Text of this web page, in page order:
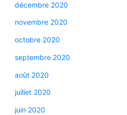
décembre 2020
novembre 2020
octobre 2020
septembre 2020
août 2020
juillet 2020
juin 2020